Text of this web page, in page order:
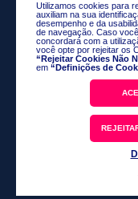
Utilizamos cookies para
auxiliam na sua
desempenho e da
de navegação. Caso
concordará com a
você opte por rejeitar os
“Rejeitar Cookies Não
em “Definições de